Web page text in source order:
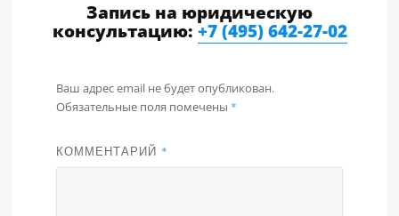
Запись на юридическую
консультацию: +7 (495) 642-27-02
Ваш адрес email не будет опубликован.
Обязательные поля помечены *
КОММЕНТАРИЙ *